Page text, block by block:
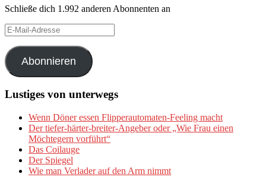
Schließe dich 1.992 anderen Abonnenten an
E-
Mail-
Adresse
Abonnieren
Lustiges von unterwegs
Wenn Döner essen Flipperautomaten-Feeling macht
Der tiefer-härter-breiter-Angeber oder „Wie Frau einen
Möchtegern vorführt“
Das Coilauge
Der Spiegel
Wie man Verlader auf den Arm nimmt